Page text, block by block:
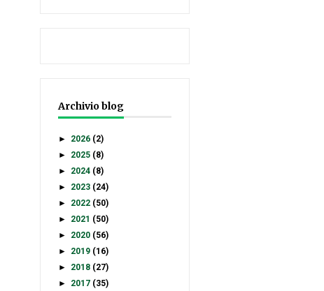
Archivio blog
► 2026 (2)
► 2025 (8)
► 2024 (8)
► 2023 (24)
► 2022 (50)
► 2021 (50)
► 2020 (56)
► 2019 (16)
► 2018 (27)
► 2017 (35)